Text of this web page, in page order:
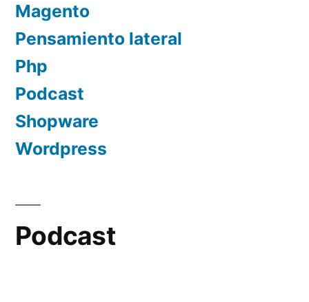
Magento
Pensamiento lateral
Php
Podcast
Shopware
Wordpress
Podcast